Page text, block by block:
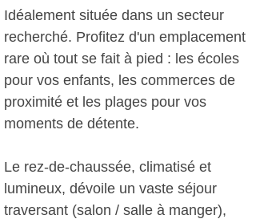
Idéalement située dans un secteur
recherché. Profitez d'un emplacement
rare où tout se fait à pied : les écoles
pour vos enfants, les commerces de
proximité et les plages pour vos
moments de détente.
Le rez-de-chaussée, climatisé et
lumineux, dévoile un vaste séjour
traversant (salon / salle à manger),